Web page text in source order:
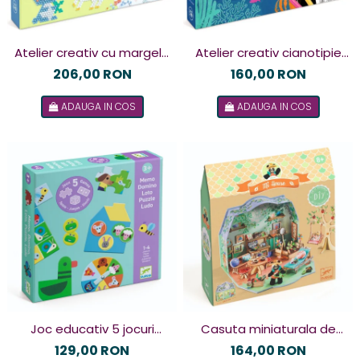
Atelier creativ cu margele
Animalute norocoase,
206,00 RON
ADAUGA IN COS
Atelier creativ cianotipie
Scene subacvatice, Djeco
160,00 RON
ADAUGA IN COS
Joc educativ 5 jocuri
clasice, Djeco
129,00 RON
Casuta miniaturala de
asamblat si colorat Olive ,
164,00 RON